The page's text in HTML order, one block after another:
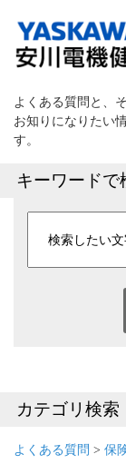
よくある質問と、
お知りになりたい
す。
キーワードで
カテゴリ検索
よくある質問 > 保